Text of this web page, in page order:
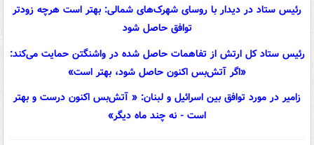
رئیس ستاد در دیدار با روسای شهرک‌های شمالی: بهتر است هرچه زودتر
توافق حاصل شود
رئیس ستاد کل ارتش از تفاهمات حاصل شده در واشنگتن حمایت می‌کند:
«اگر آتش‌بس اکنون حاصل شود، بهتر است»
زامیر در مورد توافق بین اسرائیل و لبنان: « آتش‌بس اکنون درست و بهتر
است - نه چند ماه دیگر»